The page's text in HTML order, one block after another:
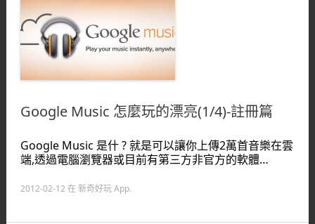
Google Music 怎麼玩的漂亮(1/4)-註冊篇
Google Music 是什 ? 就是可以讓你上傳2萬首音樂在雲
端,透過電腦瀏覽器或目前有第三方非官方的軟體…
2012-02-12 在 新奇好玩 App.